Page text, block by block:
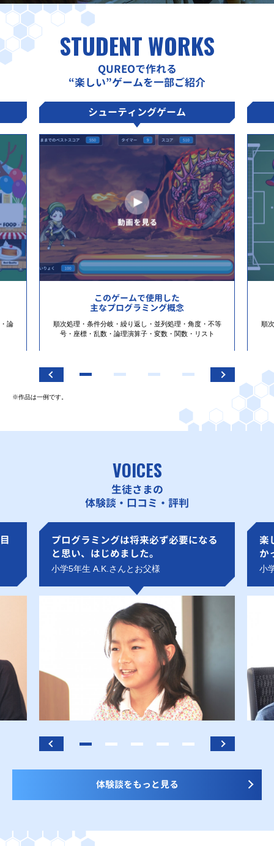
STUDENT WORKS
QUREOで作れる
“楽しい”ゲームを一部ご紹介
論
シューティングゲーム
このゲームで使用した
主なプログラミング概念
順次処理・条件分岐・繰り返し・並列処理・角度・不等
号・座標・乱数・論理演算子・変数・関数・リスト
順
※作品は一例です。
VOICES
生徒さまの
体験談・口コミ・評判
プログラミングは将来必ず必要になる
と思い、はじめました。
小学5年生 A.K.さんとお父様
楽
か
小
体験談をもっと見る